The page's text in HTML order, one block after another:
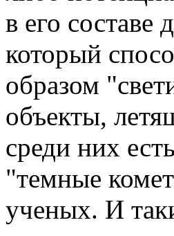
в его
который
образом
объекты,
среди них
"темные
ученых. И